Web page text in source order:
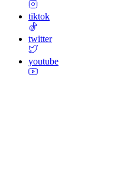
tiktok
twitter
youtube